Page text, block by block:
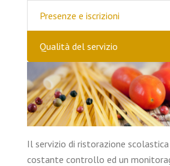
Presenze e iscrizioni
Qualità del servizio
Il servizio di ristorazione
costante controllo ed un